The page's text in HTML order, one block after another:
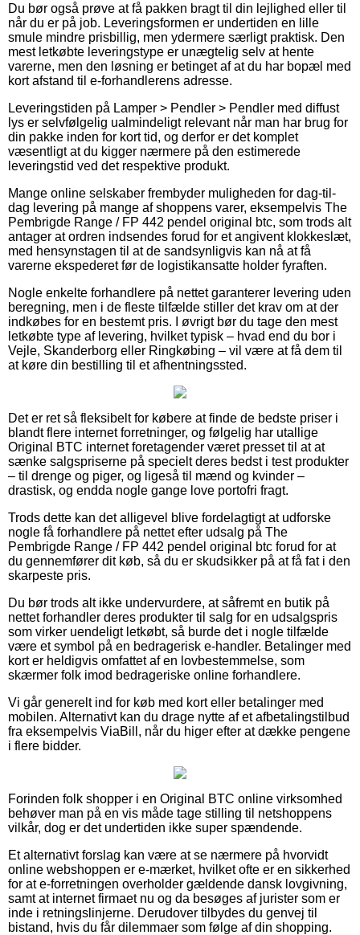
Du bør også prøve at få pakken bragt til din lejlighed eller til
når du er på job. Leveringsformen er undertiden en lille
smule mindre prisbillig, men ydermere særligt praktisk. Den
mest letkøbte leveringstype er unægtelig selv at hente
varerne, men den løsning er betinget af at du har bopæl med
kort afstand til e-forhandlerens adresse.
Leveringstiden på Lamper > Pendler > Pendler med diffust
lys er selvfølgelig ualmindeligt relevant når man har brug for
din pakke inden for kort tid, og derfor er det komplet
væsentligt at du kigger nærmere på den estimerede
leveringstid ved det respektive produkt.
Mange online selskaber frembyder muligheden for dag-til-
dag levering på mange af shoppens varer, eksempelvis The
Pembrigde Range / FP 442 pendel original btc, som trods alt
antager at ordren indsendes forud for et angivent klokkeslæt,
med hensynstagen til at de sandsynligvis kan nå at få
varerne ekspederet før de logistikansatte holder fyraften.
Nogle enkelte forhandlere på nettet garanterer levering uden
beregning, men i de fleste tilfælde stiller det krav om at der
indkøbes for en bestemt pris. I øvrigt bør du tage den mest
letkøbte type af levering, hvilket typisk – hvad end du bor i
Vejle, Skanderborg eller Ringkøbing – vil være at få dem til
at køre din bestilling til et afhentningssted.
Det er ret så fleksibelt for købere at finde de bedste priser i
blandt flere internet forretninger, og følgelig har utallige
Original BTC internet foretagender været presset til at at
sænke salgspriserne på specielt deres bedst i test produkter
– til drenge og piger, og ligeså til mænd og kvinder –
drastisk, og endda nogle gange love portofri fragt.
Trods dette kan det alligevel blive fordelagtigt at udforske
nogle få forhandlere på nettet efter udsalg på The
Pembrigde Range / FP 442 pendel original btc forud for at
du gennemfører dit køb, så du er skudsikker på at få fat i den
skarpeste pris.
Du bør trods alt ikke undervurdere, at såfremt en butik på
nettet forhandler deres produkter til salg for en udsalgspris
som virker uendeligt letkøbt, så burde det i nogle tilfælde
være et symbol på en bedragerisk e-handler. Betalinger med
kort er heldigvis omfattet af en lovbestemmelse, som
skærmer folk imod bedrageriske online forhandlere.
Vi går generelt ind for køb med kort eller betalinger med
mobilen. Alternativt kan du drage nytte af et afbetalingstilbud
fra eksempelvis ViaBill, når du higer efter at dække pengene
i flere bidder.
Forinden folk shopper i en Original BTC online virksomhed
behøver man på en vis måde tage stilling til netshoppens
vilkår, dog er det undertiden ikke super spændende.
Et alternativt forslag kan være at se nærmere på hvorvidt
online webshoppen er e-mærket, hvilket ofte er en sikkerhed
for at e-forretningen overholder gældende dansk lovgivning,
samt at internet firmaet nu og da besøges af jurister som er
inde i retningslinjerne. Derudover tilbydes du genvej til
bistand, hvis du får dilemmaer som følge af din shopping.